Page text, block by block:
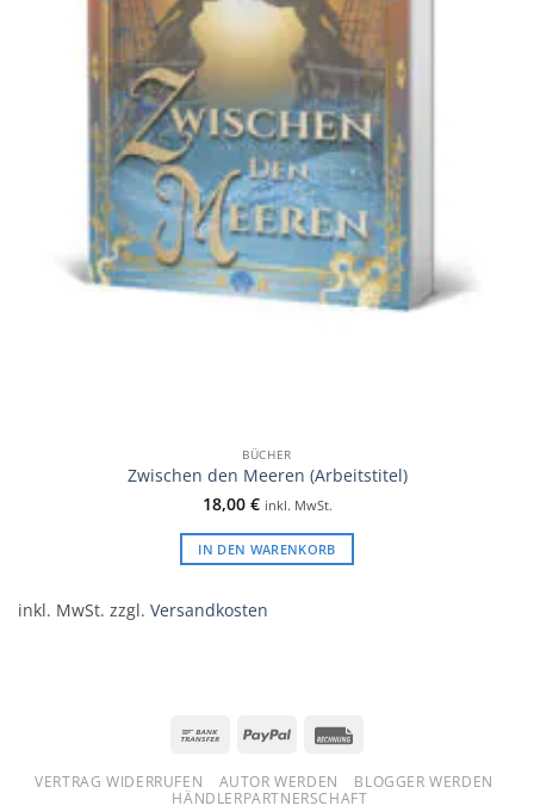
BÜCHER
Zwischen den Meeren (Arbeitstitel)
18,00 € inkl. MwSt.
IN DEN WARENKORB
inkl. MwSt. zzgl. Versandkosten
Bank
PayPal
VERTRAG WIDERRUFEN AUTOR WERDEN
BLOGGER WERDEN
HÄNDLERPARTNERSCHAFT